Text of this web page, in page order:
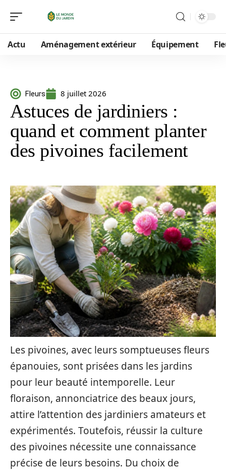
Actu Aménagement extérieur Équipement
Fleurs 8 juillet 2026
Astuces de jardiniers :
quand et comment planter
des pivoines facilement
Les pivoines, avec leurs somptueuses fleurs
épanouies, sont prisées dans les jardins
pour leur beauté intemporelle. Leur
floraison, annonciatrice des beaux jours,
attire l’attention des jardiniers amateurs et
expérimentés. Toutefois, réussir la culture
des pivoines nécessite une connaissance
précise de leurs besoins. Du choix de